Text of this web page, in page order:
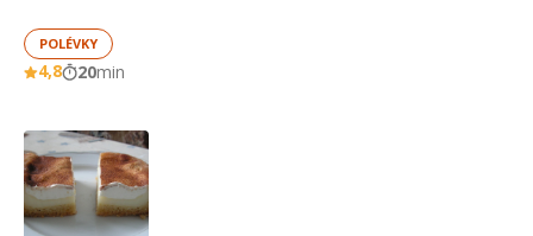
POLÉVKY
4,8 20min